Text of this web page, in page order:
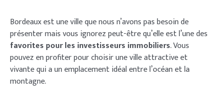
Bordeaux est une ville que nous n’avons pas besoin de
présenter mais vous ignorez peut-être qu’elle est l’une des
favorites pour les investisseurs immobiliers. Vous
pouvez en profiter pour choisir une ville attractive et
vivante qui a un emplacement idéal entre l’océan et la
montagne.